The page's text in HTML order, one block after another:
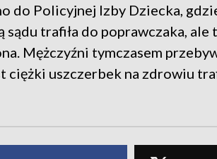
do Policyjnej Izby Dziecka,
sądu trafiła do poprawczaka, ale
Mężczyźni tymczasem
uszczerbek na zdrowiu